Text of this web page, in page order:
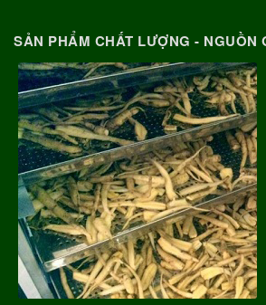
SẢN PHẨM CHẤT LƯỢNG - NGUỒN